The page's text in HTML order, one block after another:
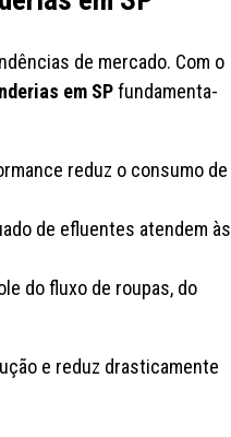
de mercado. Com o
em SPfundamenta-
reduz o consumo de
de efluentes atendem às
do fluxo de roupas, do
e reduz drasticamente